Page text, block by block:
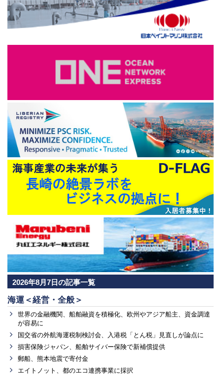
2026年8月7日の記事一覧
海運＜経営・全般＞
世界の金融機関、船舶融資を積極化、欧州やアジア船主、資金調達
が容易に
国交省の外航海運税制検討会、入港税「とん税」見直しが論点に
損害保険ジャパン、船舶サイバー保険で新補償提供
郵船、熊本地震で寄付金
エイトノット、都のエコ連携事業に採択